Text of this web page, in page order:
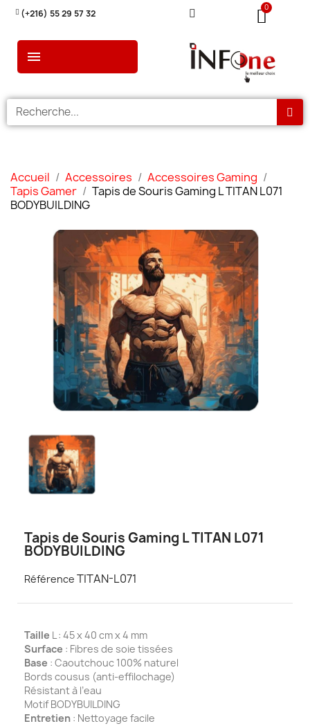
(+216) 55 29 57 32
Accueil Accessoires
Accessoires Gaming
Tapis Gamer
Tapis de Souris Gaming L TITAN L071
BODYBUILDING
Tapis de Souris Gaming L TITAN L071
BODYBUILDING
Référence TITAN-L071
Taille L : 45 x 40 cm x 4 mm
Surface : Fibres de soie tissées
Base : Caoutchouc 100% naturel
Bords cousus (anti-effilochage)
Résistant à l’eau
Motif BODYBUILDING
Entretien : Nettoyage facile